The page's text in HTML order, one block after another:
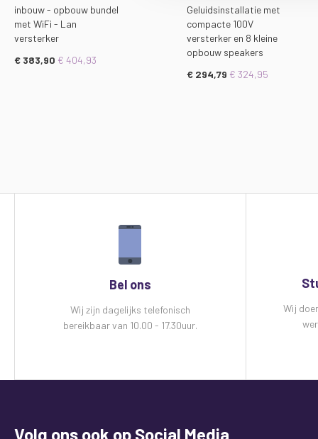
inbouw - opbouw bundel
met WiFi - Lan
versterker
€ 383,90 € 404,93
Geluidsinstallatie met
compacte 100V
versterker en 8 kleine
opbouw speakers
€ 294,79 € 324,95
Bel ons
Wij zijn dagelijks telefonisch
bereikbaar van 10.00 - 17.30uur.
Wij
Volg ons ook op Social Media